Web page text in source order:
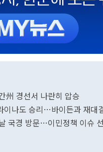
州 경선서 나란히 압승
이나도 승리…바이든과 재대
국경 방문…이민정책 이슈